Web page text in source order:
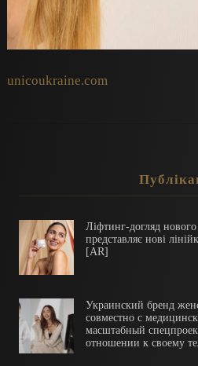
unicoukraine.com
Ліфтинг-догляд
представляє нові
[AR]
Украинский бренд
совместно с
масштабный
отношении к своему